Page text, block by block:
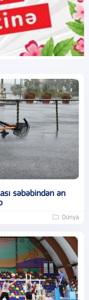
səbəbindən ən
Dünya